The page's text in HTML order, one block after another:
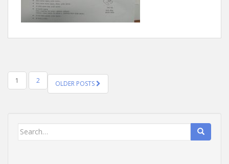
POSTS
NAVIGATION
1 2 OLDER POSTS
Search